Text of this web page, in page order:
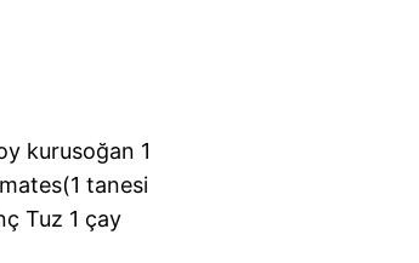
kurusoğan 1
tanesi
Tuz 1 çay